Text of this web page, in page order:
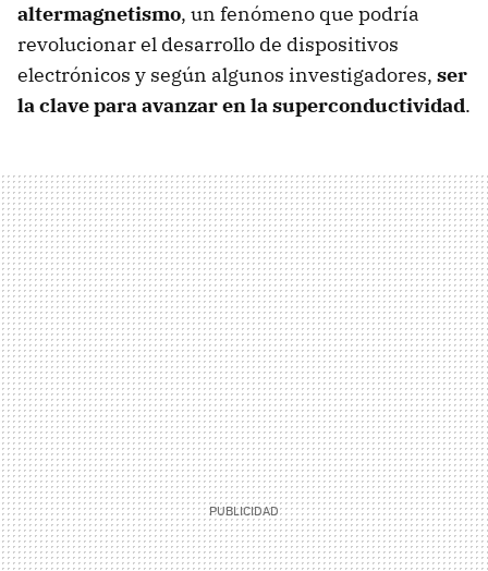
altermagnetismo, un fenómeno que podría
revolucionar el desarrollo de dispositivos
electrónicos y según algunos investigadores, ser
la clave para avanzar en la superconductividad.